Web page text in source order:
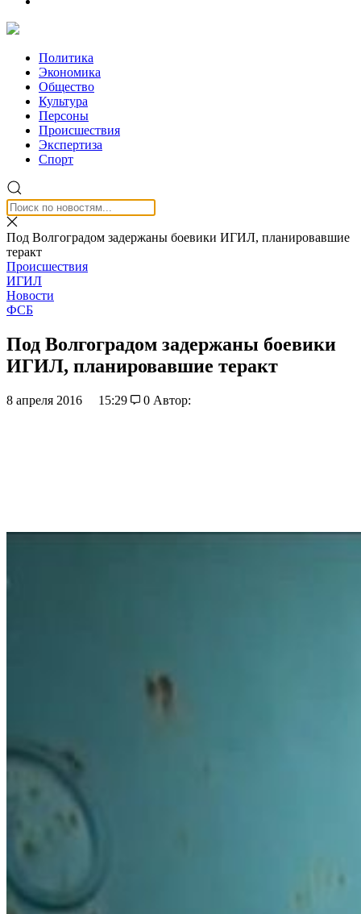
Политика
Экономика
Общество
Культура
Персоны
Происшествия
Экспертиза
Спорт
Под Волгоградом задержаны боевики ИГИЛ, планировавшие
теракт
Происшествия
ИГИЛ
Новости
ФСБ
Под Волгоградом задержаны боевики
ИГИЛ, планировавшие теракт
8 апреля 2016 15:29 0 Автор: